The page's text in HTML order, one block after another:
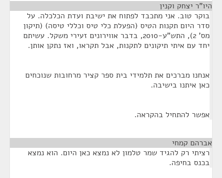
היו"ר יצחק וקנין
בוקר טוב. אני מתכבד לפתוח את ישיבת ועדת הכלכלה. על
סדר היום תקנות הטיס (הפעלת כלי טיס וכללי טיסה) (תיקון
מס' 2), התש"ע-2010, בדבר אווירונים זעירי משקל. עשיתם
יחד עם איתי תיקונים לתקנות, אבל תקראו, ואז נתקן אותן.
אנחנו מברכים את תלמידי בית ספר קציר מרחובות שנוכחים
כאן איתנו בישיבה.
אפשר להתחיל בהקראה.
אברהם קמחי
רציתי רק להגיד שמר טלמון לא נמצא כאן היום. הוא נמצא
בכנס בחיפה.